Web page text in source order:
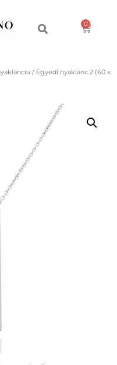
/ Egyedi nyaklánc 2 (60 x